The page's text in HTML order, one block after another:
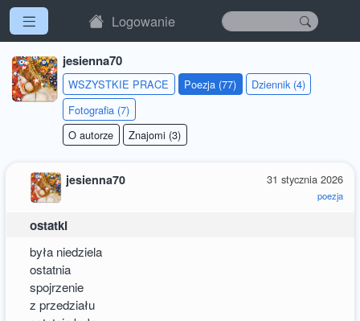
Logowanie
jesienna70
WSZYSTKIE PRACE Poezja (77)
Dziennik (4)
Fotografia (7)
O autorze
Znajomi (3)
31 stycznia 2026
poezja
jesienna70
ostatki
była niedziela
ostatnia
spojrzenie
z przedziału